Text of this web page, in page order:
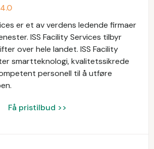
4.0
er et av verdens ledende firmaer
ISS Facility Services tilbyr
over hele landet. ISS Facility
smartteknologi, kvalitetssikrede
personell til å utføre
Få pristilbud >>